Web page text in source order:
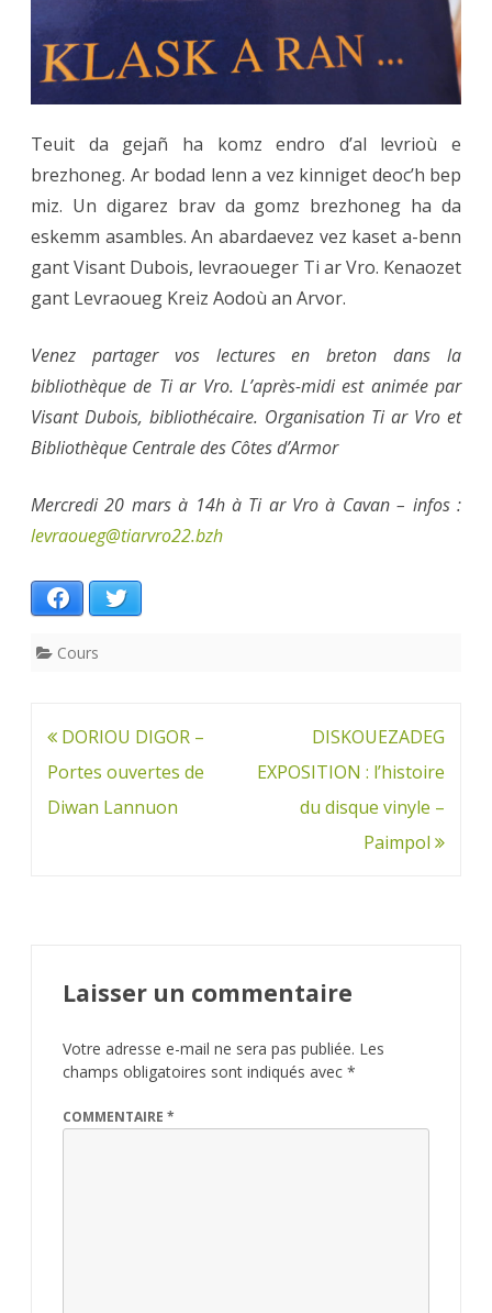
20.03
Teuit da gejañ ha komz endro d’al levrioù e
brezhoneg. Ar bodad lenn a vez kinniget deoc’h bep
miz. Un digarez brav da gomz brezhoneg ha da
eskemm asambles. An abardaevez vez kaset a-benn
gant Visant Dubois, levraoueger Ti ar Vro. Kenaozet
gant Levraoueg Kreiz Aodoù an Arvor.
Venez partager vos lectures en breton dans la
bibliothèque de Ti ar Vro. L’après-midi est animée par
Visant Dubois, bibliothécaire. Organisation Ti ar Vro et
Bibliothèque Centrale des Côtes d’Armor
Mercredi 20 mars à 14h à Ti ar Vro à Cavan – infos :
levraoueg@tiarvro22.bzh
Facebook
Cours
Navigation
de
l’article
DORIOU DIGOR –
Portes ouvertes de
Diwan Lannuon
DISKOUEZADEG
EXPOSITION : l’histoire
du disque vinyle –
Paimpol
Laisser un commentaire
Votre adresse e-mail ne sera pas publiée. Les
champs obligatoires sont indiqués avec *
COMMENTAIRE *